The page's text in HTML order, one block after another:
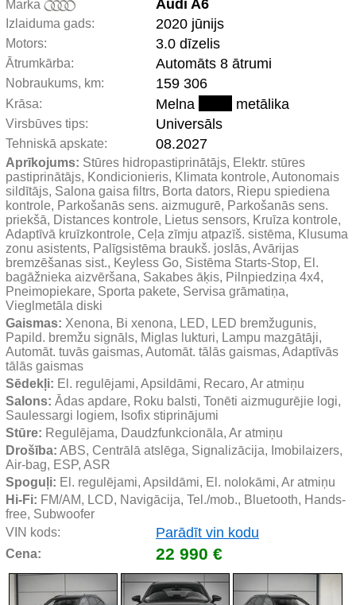
Marka Audi A6
Izlaiduma gads: 2020 jūnijs
Motors: 3.0 dīzelis
Ātrumkārba: Automāts 8 ātrumi
Nobraukums, km: 159 306
Krāsa: Melna metālika
Virsbūves tips: Universāls
Tehniskā apskate: 08.2027
Aprīkojums: Stūres hidropastiprinātājs, Elektr. stūres
pastiprinātājs, Kondicionieris, Klimata kontrole, Autonomais
sildītājs, Salona gaisa filtrs, Borta dators, Riepu spiediena
kontrole, Parkošanās sens. aizmugurē, Parkošanās sens.
priekšā, Distances kontrole, Lietus sensors, Kruīza kontrole,
Adaptīvā kruīzkontrole, Ceļa zīmju atpazīš. sistēma, Klusuma
zonu asistents, Palīgsistēma braukš. joslās, Avārijas
bremzēšanas sist., Keyless Go, Sistēma Starts-Stop, El.
bagāžnieka aizvēršana, Sakabes āķis, Pilnpiedziņa 4x4,
Pneimopiekare, Sporta pakete, Servisa grāmatiņa,
Vieglmetāla diski
Gaismas: Xenona, Bi xenona, LED, LED bremžugunis,
Papild. bremžu signāls, Miglas lukturi, Lampu mazgātāji,
Automāt. tuvās gaismas, Automāt. tālās gaismas, Adaptīvās
tālās gaismas
Sēdekļi: El. regulējami, Apsildāmi, Recaro, Ar atmiņu
Salons: Ādas apdare, Roku balsti, Tonēti aizmugurējie logi,
Saulessargi logiem, Isofix stiprinājumi
Stūre: Regulējama, Daudzfunkcionāla, Ar atmiņu
Drošība: ABS, Centrālā atslēga, Signalizācija, Imobilaizers,
Air-bag, ESP, ASR
Spoguļi: El. regulējami, Apsildāmi, El. nolokāmi, Ar atmiņu
Hi-Fi: FM/AM, LCD, Navigācija, Tel./mob., Bluetooth, Hands-
free, Subwoofer
VIN kods:
Parādīt vin kodu
Cena: 22 990 €